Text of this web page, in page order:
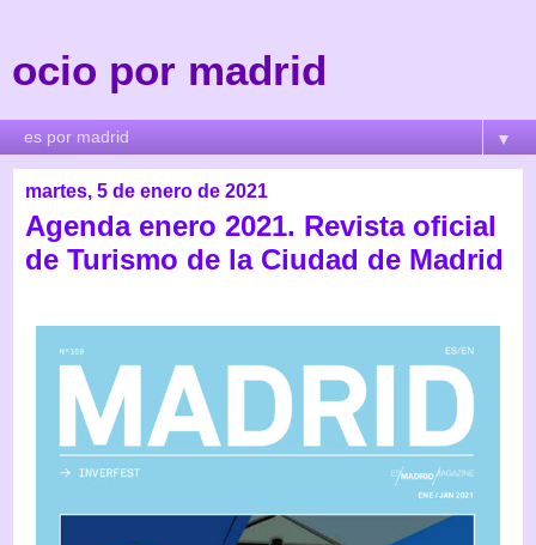
ocio por madrid
▼
martes, 5 de enero de 2021
Agenda enero 2021. Revista oficial
de Turismo de la Ciudad de Madrid